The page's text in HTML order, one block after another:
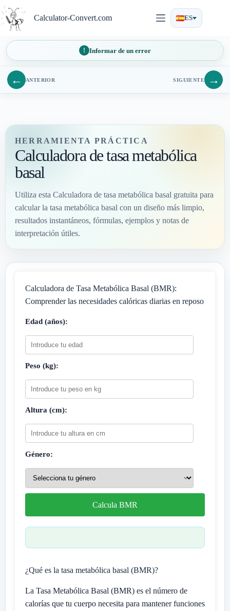
al
contenido
Calculator-Convert.com ES
Informar de un error
← ANTERIOR SIGUIENTE →
HERRAMIENTA PRÁCTICA
Calculadora de tasa metabólica
basal
Utiliza esta Calculadora de tasa metabólica basal gratuita para
calcular la tasa metabólica basal con un diseño más limpio,
resultados instantáneos, fórmulas, ejemplos y notas de
interpretación útiles.
Calculadora de Tasa Metabólica Basal (BMR):
Comprender las necesidades calóricas diarias en reposo
Edad (años):
Peso (kg):
Altura (cm):
Género:
Calcula BMR
¿Qué es la tasa metabólica basal (BMR)?
La Tasa Metabólica Basal (BMR) es el número de
calorías que tu cuerpo necesita para mantener funciones